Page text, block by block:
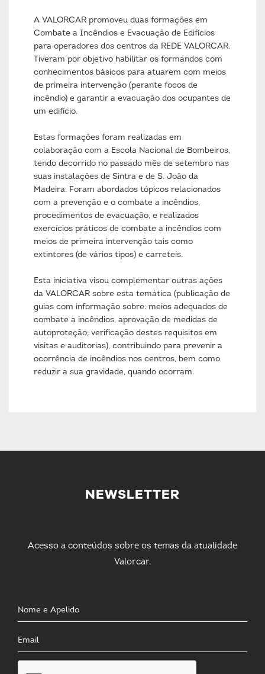
A VALORCAR promoveu duas formações em
Combate a Incêndios e Evacuação de Edifícios
para operadores dos centros da REDE VALORCAR.
Tiveram por objetivo habilitar os formandos com
conhecimentos básicos para atuarem com meios
de primeira intervenção (perante focos de
incêndio) e garantir a evacuação dos ocupantes de
um edifício.
Estas formações foram realizadas em
colaboração com a Escola Nacional de Bombeiros,
tendo decorrido no passado mês de setembro nas
suas instalações de Sintra e de S. João da
Madeira. Foram abordados tópicos relacionados
com a prevenção e o combate a incêndios,
procedimentos de evacuação, e realizados
exercícios práticos de combate a incêndios com
meios de primeira intervenção tais como
extintores (de vários tipos) e carreteis.
Esta iniciativa visou complementar outras ações
da VALORCAR sobre esta temática (publicação de
guias com informação sobre: meios adequados de
combate a incêndios, aprovação de medidas de
autoproteção; verificação destes requisitos em
visitas e auditorias), contribuindo para prevenir a
ocorrência de incêndios nos centros, bem como
reduzir a sua gravidade, quando ocorram.
NEWSLETTER
Acesso a conteúdos sobre os temas da atualidade
Valorcar.